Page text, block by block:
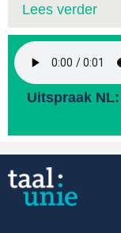
Lees verder
Uitspraak NL: